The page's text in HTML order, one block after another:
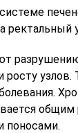
ректальный
росту узлов.
поносами.